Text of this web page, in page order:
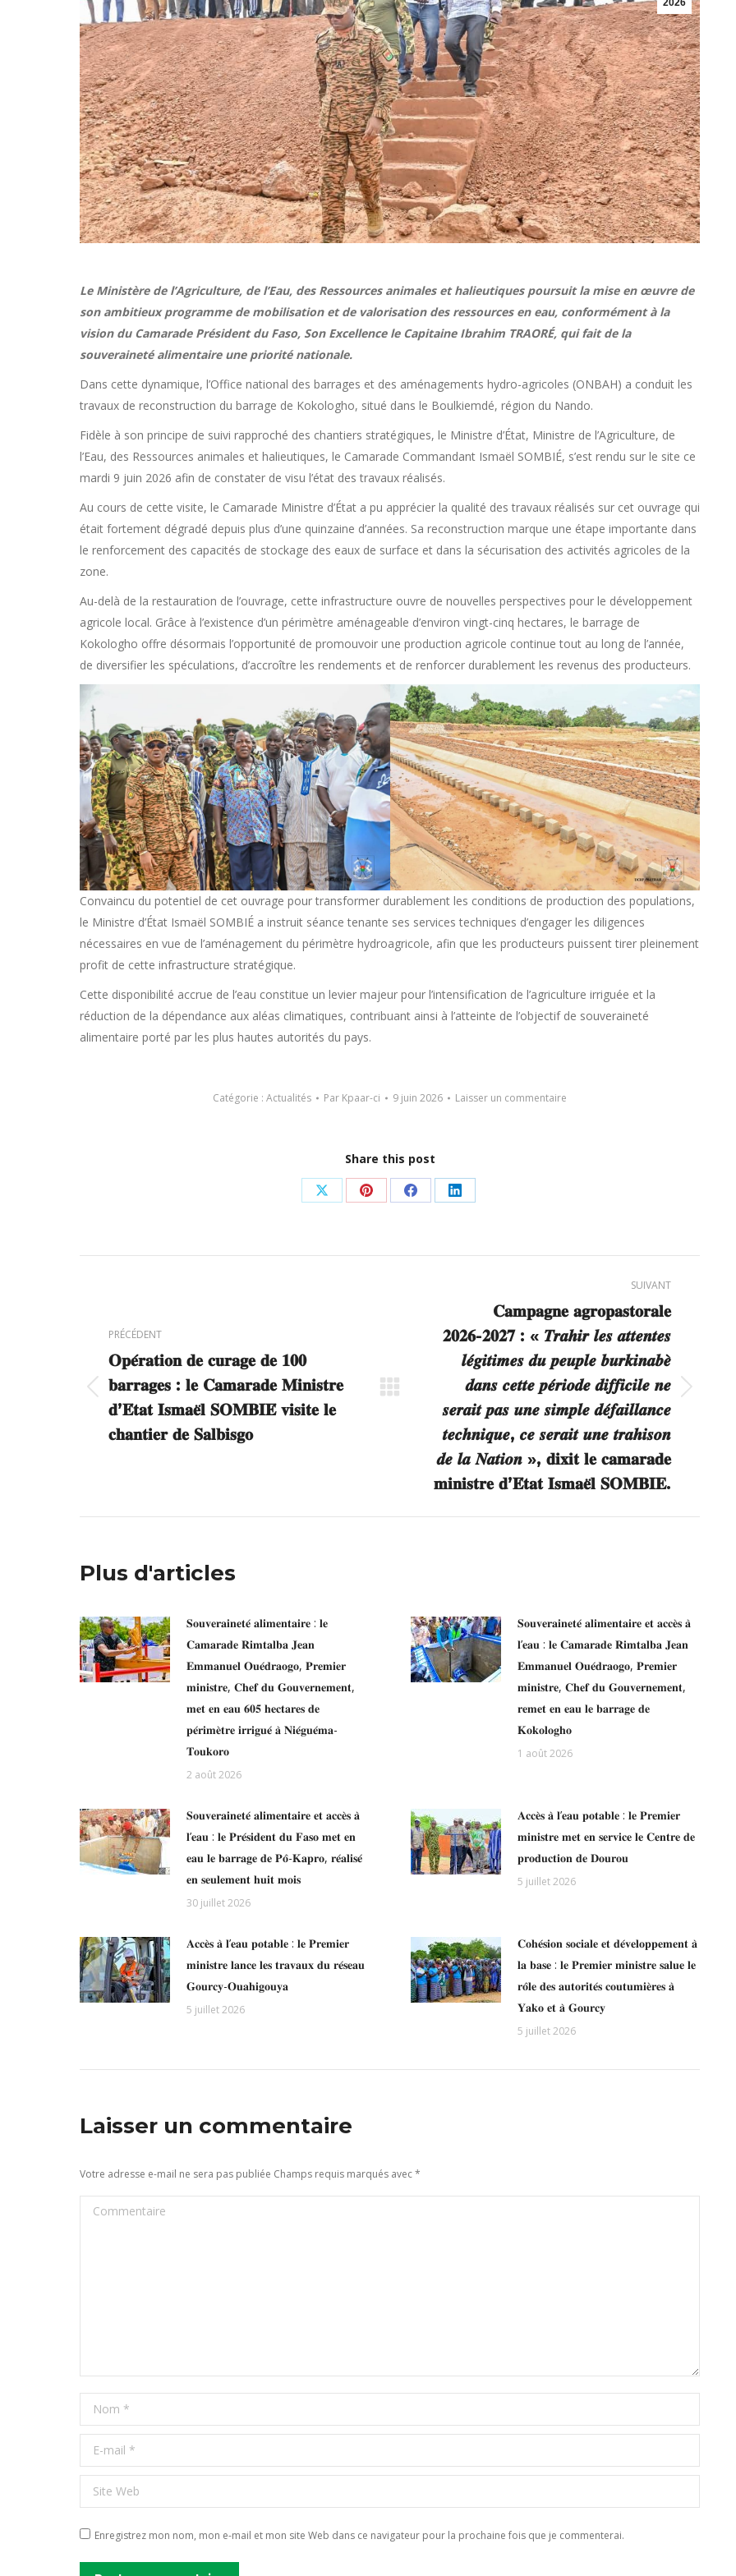
2026
Le Ministère de l’Agriculture, de l’Eau, des Ressources animales et halieutiques poursuit la mise en œuvre de
son ambitieux programme de mobilisation et de valorisation des ressources en eau, conformément à la
vision du Camarade Président du Faso, Son Excellence le Capitaine Ibrahim TRAORÉ, qui fait de la
souveraineté alimentaire une priorité nationale.
Dans cette dynamique, l’Office national des barrages et des aménagements hydro-agricoles (ONBAH) a conduit les
travaux de reconstruction du barrage de Kokologho, situé dans le Boulkiemdé, région du Nando.
Fidèle à son principe de suivi rapproché des chantiers stratégiques, le Ministre d’État, Ministre de l’Agriculture, de
l’Eau, des Ressources animales et halieutiques, le Camarade Commandant Ismaël SOMBIÉ, s’est rendu sur le site ce
mardi 9 juin 2026 afin de constater de visu l’état des travaux réalisés.
Au cours de cette visite, le Camarade Ministre d’État a pu apprécier la qualité des travaux réalisés sur cet ouvrage qui
était fortement dégradé depuis plus d’une quinzaine d’années. Sa reconstruction marque une étape importante dans
le renforcement des capacités de stockage des eaux de surface et dans la sécurisation des activités agricoles de la
zone.
Au-delà de la restauration de l’ouvrage, cette infrastructure ouvre de nouvelles perspectives pour le développement
agricole local. Grâce à l’existence d’un périmètre aménageable d’environ vingt-cinq hectares, le barrage de
Kokologho offre désormais l’opportunité de promouvoir une production agricole continue tout au long de l’année,
de diversifier les spéculations, d’accroître les rendements et de renforcer durablement les revenus des producteurs.
Convaincu du potentiel de cet ouvrage pour transformer durablement les conditions de production des populations,
le Ministre d’État Ismaël SOMBIÉ a instruit séance tenante ses services techniques d’engager les diligences
nécessaires en vue de l’aménagement du périmètre hydroagricole, afin que les producteurs puissent tirer pleinement
profit de cette infrastructure stratégique.
Cette disponibilité accrue de l’eau constitue un levier majeur pour l’intensification de l’agriculture irriguée et la
réduction de la dépendance aux aléas climatiques, contribuant ainsi à l’atteinte de l’objectif de souveraineté
alimentaire porté par les plus hautes autorités du pays.
Catégorie : Actualités Par Kpaar-ci 9 juin 2026 Laisser un commentaire
Share this post
Partager
X
Partager
Pinterest
Partager
Facebook
Partager
LinkedIn
PRÉCÉDENT
Article
précédent
:
𝐎𝐩𝐞́𝐫𝐚𝐭𝐢𝐨𝐧 𝐝𝐞 𝐜𝐮𝐫𝐚𝐠𝐞 𝐝𝐞 𝟏𝟎𝟎
𝐛𝐚𝐫𝐫𝐚𝐠𝐞𝐬 : 𝐥𝐞 𝐂𝐚𝐦𝐚𝐫𝐚𝐝𝐞 𝐌𝐢𝐧𝐢𝐬𝐭𝐫𝐞
𝐝’𝐄́𝐭𝐚𝐭 𝐈𝐬𝐦𝐚𝐞̈𝐥 𝐒𝐎𝐌𝐁𝐈𝐄́ 𝐯𝐢𝐬𝐢𝐭𝐞 𝐥𝐞
𝐜𝐡𝐚𝐧𝐭𝐢𝐞𝐫 𝐝𝐞 𝐒𝐚𝐥𝐛𝐢𝐬𝐠𝐨
SUIVANT
suivant
𝐂𝐚𝐦𝐩𝐚𝐠𝐧𝐞 𝐚𝐠𝐫𝐨𝐩𝐚𝐬𝐭𝐨𝐫𝐚𝐥𝐞
𝟐𝟎𝟐𝟔-𝟐𝟎𝟐𝟕 : « 𝑻𝒓𝒂𝒉𝒊𝒓 𝒍𝒆𝒔 𝒂𝒕𝒕𝒆𝒏𝒕𝒆𝒔
𝒍𝒆́𝒈𝒊𝒕𝒊𝒎𝒆𝒔 𝒅𝒖 𝒑𝒆𝒖𝒑𝒍𝒆 𝒃𝒖𝒓𝒌𝒊𝒏𝒂𝒃𝒆̀
𝒅𝒂𝒏𝒔 𝒄𝒆𝒕𝒕𝒆 𝒑𝒆́𝒓𝒊𝒐𝒅𝒆 𝒅𝒊𝒇𝒇𝒊𝒄𝒊𝒍𝒆 𝒏𝒆
𝒔𝒆𝒓𝒂𝒊𝒕 𝒑𝒂𝒔 𝒖𝒏𝒆 𝒔𝒊𝒎𝒑𝒍𝒆 𝒅𝒆́𝒇𝒂𝒊𝒍𝒍𝒂𝒏𝒄𝒆
𝒕𝒆𝒄𝒉𝒏𝒊𝒒𝒖𝒆, 𝒄𝒆 𝒔𝒆𝒓𝒂𝒊𝒕 𝒖𝒏𝒆 𝒕𝒓𝒂𝒉𝒊𝒔𝒐𝒏
𝒅𝒆 𝒍𝒂 𝑵𝒂𝒕𝒊𝒐𝒏 », 𝐝𝐢𝐱𝐢𝐭 𝐥𝐞 𝐜𝐚𝐦𝐚𝐫𝐚𝐝𝐞
𝐦𝐢𝐧𝐢𝐬𝐭𝐫𝐞 𝐝’𝐄́𝐭𝐚𝐭 𝐈𝐬𝐦𝐚𝐞̈𝐥 𝐒𝐎𝐌𝐁𝐈𝐄.
Plus d'articles
𝐒𝐨𝐮𝐯𝐞𝐫𝐚𝐢𝐧𝐞𝐭𝐞́ 𝐚𝐥𝐢𝐦𝐞𝐧𝐭𝐚𝐢𝐫𝐞 : 𝐥𝐞
𝐂𝐚𝐦𝐚𝐫𝐚𝐝𝐞 𝐑𝐢𝐦𝐭𝐚𝐥𝐛𝐚 𝐉𝐞𝐚𝐧
𝐄𝐦𝐦𝐚𝐧𝐮𝐞𝐥 𝐎𝐮𝐞́𝐝𝐫𝐚𝐨𝐠𝐨, 𝐏𝐫𝐞𝐦𝐢𝐞𝐫
𝐦𝐢𝐧𝐢𝐬𝐭𝐫𝐞, 𝐂𝐡𝐞𝐟 𝐝𝐮 𝐆𝐨𝐮𝐯𝐞𝐫𝐧𝐞𝐦𝐞𝐧𝐭,
𝐦𝐞𝐭 𝐞𝐧 𝐞𝐚𝐮 𝟔𝟎𝟓 𝐡𝐞𝐜𝐭𝐚𝐫𝐞𝐬 𝐝𝐞
𝐩𝐞́𝐫𝐢𝐦𝐞̀𝐭𝐫𝐞 𝐢𝐫𝐫𝐢𝐠𝐮𝐞́ 𝐚̀ 𝐍𝐢𝐞́𝐠𝐮𝐞́𝐦𝐚-
𝐓𝐨𝐮𝐤𝐨𝐫𝐨
2 août 2026
𝐒𝐨𝐮𝐯𝐞𝐫𝐚𝐢𝐧𝐞𝐭𝐞́ 𝐚𝐥𝐢𝐦𝐞𝐧𝐭𝐚𝐢𝐫𝐞 𝐞𝐭 𝐚𝐜𝐜𝐞̀𝐬 𝐚̀
𝐥’𝐞𝐚𝐮 : 𝐥𝐞 𝐂𝐚𝐦𝐚𝐫𝐚𝐝𝐞 𝐑𝐢𝐦𝐭𝐚𝐥𝐛𝐚 𝐉𝐞𝐚𝐧
𝐄𝐦𝐦𝐚𝐧𝐮𝐞𝐥 𝐎𝐮𝐞́𝐝𝐫𝐚𝐨𝐠𝐨, 𝐏𝐫𝐞𝐦𝐢𝐞𝐫
𝐦𝐢𝐧𝐢𝐬𝐭𝐫𝐞, 𝐂𝐡𝐞𝐟 𝐝𝐮 𝐆𝐨𝐮𝐯𝐞𝐫𝐧𝐞𝐦𝐞𝐧𝐭,
𝐫𝐞𝐦𝐞𝐭 𝐞𝐧 𝐞𝐚𝐮 𝐥𝐞 𝐛𝐚𝐫𝐫𝐚𝐠𝐞 𝐝𝐞
𝐊𝐨𝐤𝐨𝐥𝐨𝐠𝐡𝐨
1 août 2026
𝐒𝐨𝐮𝐯𝐞𝐫𝐚𝐢𝐧𝐞𝐭𝐞́ 𝐚𝐥𝐢𝐦𝐞𝐧𝐭𝐚𝐢𝐫𝐞 𝐞𝐭 𝐚𝐜𝐜𝐞̀𝐬 𝐚̀
𝐥’𝐞𝐚𝐮 : 𝐥𝐞 𝐏𝐫𝐞́𝐬𝐢𝐝𝐞𝐧𝐭 𝐝𝐮 𝐅𝐚𝐬𝐨 𝐦𝐞𝐭 𝐞𝐧
𝐞𝐚𝐮 𝐥𝐞 𝐛𝐚𝐫𝐫𝐚𝐠𝐞 𝐝𝐞 𝐏𝐨̂-𝐊𝐚𝐩𝐫𝐨, 𝐫𝐞́𝐚𝐥𝐢𝐬𝐞́
𝐞𝐧 𝐬𝐞𝐮𝐥𝐞𝐦𝐞𝐧𝐭 𝐡𝐮𝐢𝐭 𝐦𝐨𝐢𝐬
30 juillet 2026
𝐀𝐜𝐜𝐞̀𝐬 𝐚̀ 𝐥’𝐞𝐚𝐮 𝐩𝐨𝐭𝐚𝐛𝐥𝐞 : 𝐥𝐞 𝐏𝐫𝐞𝐦𝐢𝐞𝐫
𝐦𝐢𝐧𝐢𝐬𝐭𝐫𝐞 𝐦𝐞𝐭 𝐞𝐧 𝐬𝐞𝐫𝐯𝐢𝐜𝐞 𝐥𝐞 𝐂𝐞𝐧𝐭𝐫𝐞 𝐝𝐞
𝐩𝐫𝐨𝐝𝐮𝐜𝐭𝐢𝐨𝐧 𝐝𝐞 𝐃𝐨𝐮𝐫𝐨𝐮
5 juillet 2026
𝐀𝐜𝐜𝐞̀𝐬 𝐚̀ 𝐥’𝐞𝐚𝐮 𝐩𝐨𝐭𝐚𝐛𝐥𝐞 : 𝐥𝐞 𝐏𝐫𝐞𝐦𝐢𝐞𝐫
𝐦𝐢𝐧𝐢𝐬𝐭𝐫𝐞 𝐥𝐚𝐧𝐜𝐞 𝐥𝐞𝐬 𝐭𝐫𝐚𝐯𝐚𝐮𝐱 𝐝𝐮 𝐫𝐞́𝐬𝐞𝐚𝐮
𝐆𝐨𝐮𝐫𝐜𝐲-𝐎𝐮𝐚𝐡𝐢𝐠𝐨𝐮𝐲𝐚
5 juillet 2026
𝐂𝐨𝐡𝐞́𝐬𝐢𝐨𝐧 𝐬𝐨𝐜𝐢𝐚𝐥𝐞 𝐞𝐭 𝐝𝐞́𝐯𝐞𝐥𝐨𝐩𝐩𝐞𝐦𝐞𝐧𝐭 𝐚̀
𝐥𝐚 𝐛𝐚𝐬𝐞 : 𝐥𝐞 𝐏𝐫𝐞𝐦𝐢𝐞𝐫 𝐦𝐢𝐧𝐢𝐬𝐭𝐫𝐞 𝐬𝐚𝐥𝐮𝐞 𝐥𝐞
𝐫𝐨̂𝐥𝐞 𝐝𝐞𝐬 𝐚𝐮𝐭𝐨𝐫𝐢𝐭𝐞́𝐬 𝐜𝐨𝐮𝐭𝐮𝐦𝐢𝐞̀𝐫𝐞𝐬 𝐚̀
𝐘𝐚𝐤𝐨 𝐞𝐭 𝐚̀ 𝐆𝐨𝐮𝐫𝐜𝐲
5 juillet 2026
Laisser un commentaire
Votre adresse e-mail ne sera pas publiée Champs requis marqués avec*
Commentaire
Nom *
E-mail *
Site Web
Enregistrez mon nom, mon e-mail et mon site Web dans ce navigateur pour la prochaine fois que je commenterai.